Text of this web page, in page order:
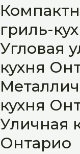
гриль-
Угловая
кухня
кухня
Уличная
Онтарио